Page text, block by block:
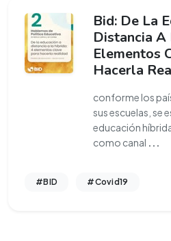
Bid: De La
Distancia
Elementos
Hacerla
conforme los
sus escuelas, se
educación
como canal ...
#BID #Covid19